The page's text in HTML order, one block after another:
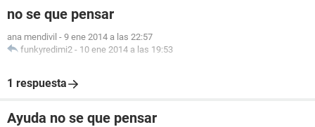
no se que pensar
ana mendivil - 9 ene 2014 a las 22:57
funkyredimi2 - 10 ene 2014 a las 19:53
1 respuesta
Ayuda no se que pensar